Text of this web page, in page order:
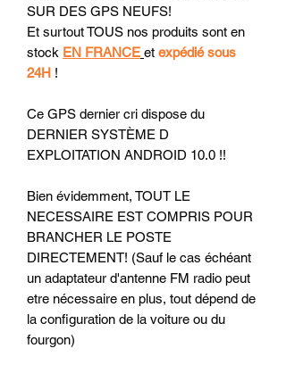
SUR DES GPS NEUFS!
Et surtout TOUS nos produits sont en
stock EN FRANCE et expédié sous
24H !
Ce GPS dernier cri dispose du
DERNIER SYSTÈME D
EXPLOITATION ANDROID 10.0 !!
Bien évidemment, TOUT LE
NECESSAIRE EST COMPRIS POUR
BRANCHER LE POSTE
DIRECTEMENT! (Sauf le cas échéant
un adaptateur d'antenne FM radio peut
etre nécessaire en plus, tout dépend de
la configuration de la voiture ou du
fourgon)